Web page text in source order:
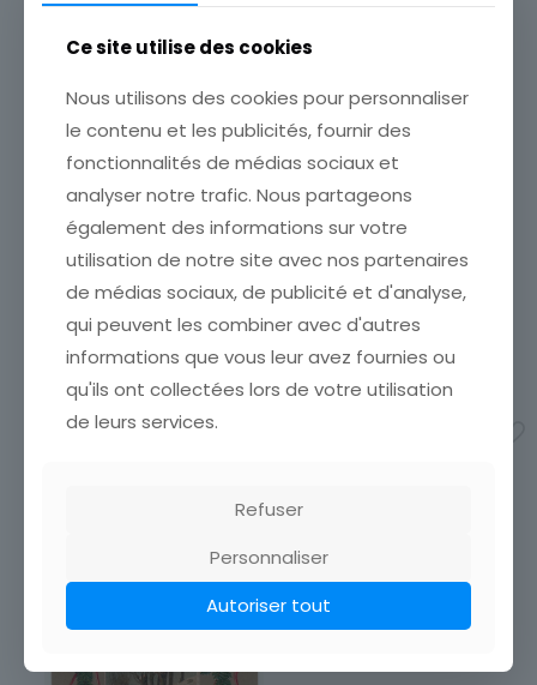
CARTE POSTALE FANTAISIE
GLUCKLICHES MEUJAHT
FEMME FLEUR
ETAT VOIR SCAN Cumulez
boutique afin de réduire
vos frais de port. Attendez
que nous ayons calculé les
frais de port […]
3,00€
CARTE POSTALE FANTAISIE
ICH SCHNITT ES GERN IN
ALLE RINDEN EIN
ETAT VOIR SCAN Cumulez
vos achats en visitant ma
boutique afin de réduire
vos frais de port. Attendez
que nous ayons calculé les
frais de port[…]
3,50€
Ce site utilise des cookies
Nous utilisons des cookies pour personnaliser
le contenu et les publicités, fournir des
fonctionnalités de médias sociaux et
analyser notre trafic. Nous partageons
également des informations sur votre
utilisation de notre site avec nos partenaires
de médias sociaux, de publicité et d'analyse,
qui peuvent les combiner avec d'autres
informations que vous leur avez fournies ou
qu'ils ont collectées lors de votre utilisation
de leurs services.
Refuser
Personnaliser
Autoriser tout